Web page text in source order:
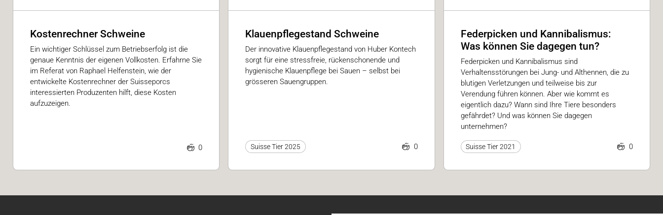
Kostenrechner Schweine
Ein wichtiger Schlüssel zum Betriebserfolg ist die
genaue Kenntnis der eigenen Vollkosten. Erfahrne Sie
im Referat von Raphael Helfenstein, wie der
entwickelte Kostenrechner der Suisseporcs
interessierten Produzenten hilft, diese Kosten
aufzuzeigen.
0
Klauenpflegestand Schweine
Der innovative Klauenpflegestand von Huber Kontech
sorgt für eine stressfreie, rückenschonende und
hygienische Klauenpflege bei Sauen – selbst bei
grösseren Sauengruppen.
Suisse Tier 2025 0
Federpicken und Kannibalismus:
Was können Sie dagegen tun?
Federpicken und Kannibalismus sind
Verhaltensstörungen bei Jung- und Althennen, die zu
blutigen Verletzungen und teilweise bis zur
Verendung führen können. Aber wie kommt es
eigentlich dazu? Wann sind Ihre Tiere besonders
gefährdet? Und was können Sie dagegen
unternehmen?
Suisse Tier 2021 0